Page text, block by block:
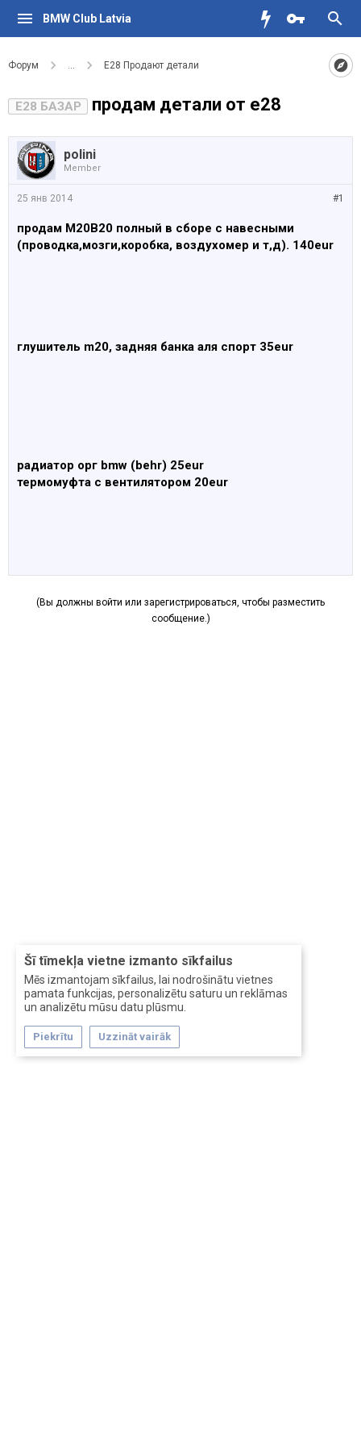
BMW Club Latvia
Форум ... Е28 Продают детали
Šī tīmekļa vietne izmanto sīkfailus
Mēs izmantojam sīkfailus, lai nodrošinātu vietnes
pamata funkcijas, personalizētu saturu un reklāmas
un analizētu mūsu datu plūsmu.
Piekrītu Uzzināt vairāk
E28 БАЗАР продам детали от е28
polini
Member
#1
25 янв 2014
продам M20B20 полный в сборе с навесными
(проводка,мозги,коробка, воздухомер и т,д). 140eur
глушитель m20, задняя банка аля спорт 35eur
радиатор орг bmw (behr) 25eur
термомуфта c вентилятором 20eur
(Вы должны войти или зарегистрироваться, чтобы разместить
сообщение.)